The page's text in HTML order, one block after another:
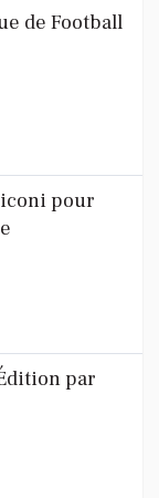
de Football
pour
par